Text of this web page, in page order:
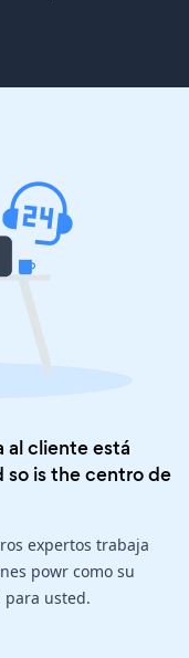
al cliente está
so is thecentro de
expertos trabaja
powr como su
usted.